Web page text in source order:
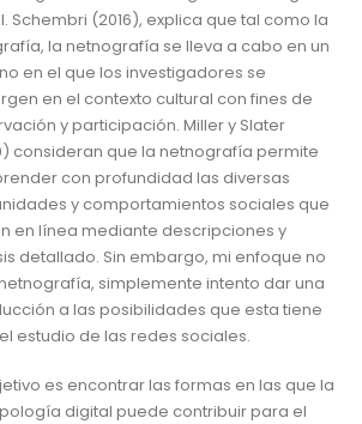
Schembri (2016), explica que tal como la
la netnografía se lleva a cabo en un
en el que los investigadores se
en el contexto cultural con fines de
y participación. Miller y Slater
consideran que la netnografía permite
con profundidad las diversas
y comportamientos sociales que
en línea mediante descripciones y
detallado. Sin embargo, mi enfoque no
simplemente intento dar una
a las posibilidades que esta tiene
estudio de las redes sociales.
es encontrar las formas en las que la
digital puede contribuir para el